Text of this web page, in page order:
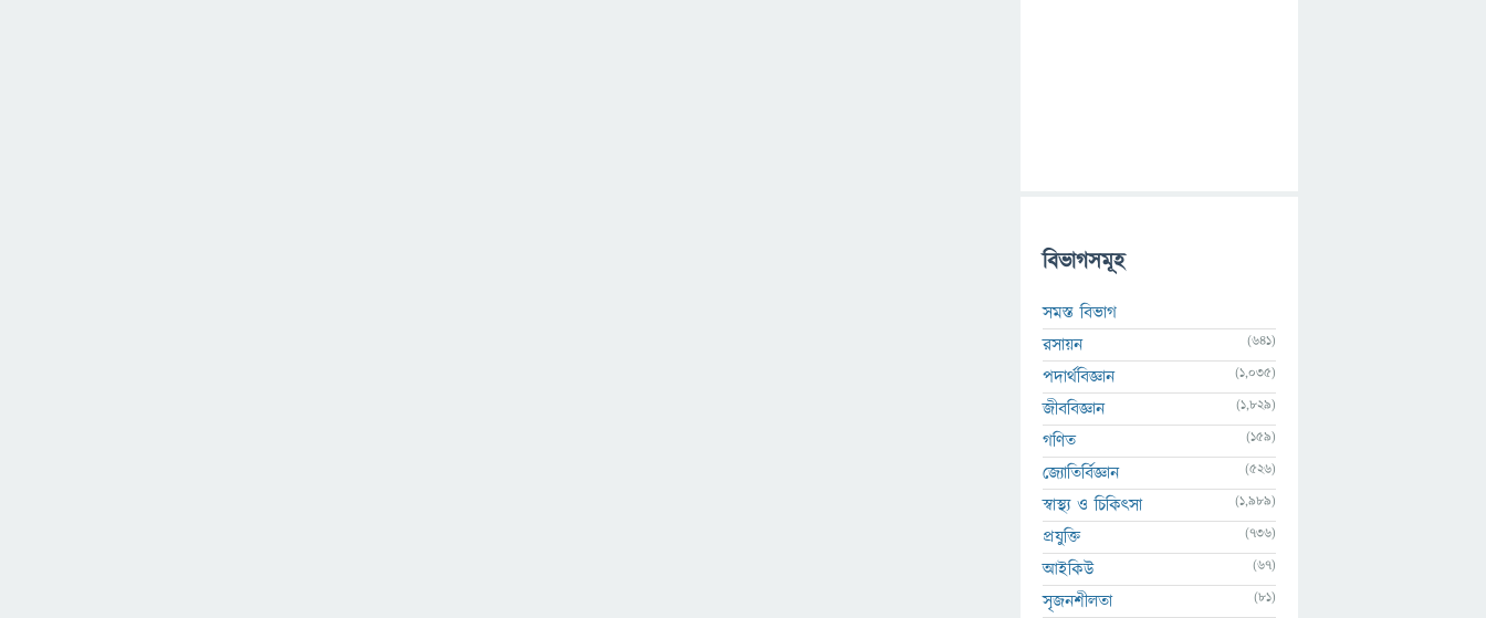
বিভাগসমূহ
সমস্ত বিভাগ
রসায়ন
(641)
পদার্থবিজ্ঞান (1,035)
জীববিজ্ঞান (1,829)
গণিত (159)
জ্যোতির্বিজ্ঞান (526)
স্বাস্থ্য ও চিকিৎসা (1,989)
প্রযুক্তি (736)
আইকিউ (67)
সৃজনশীলতা (81)